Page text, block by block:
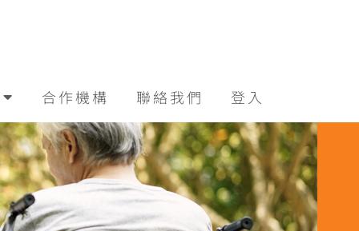
合作機構 聯絡我們 登入